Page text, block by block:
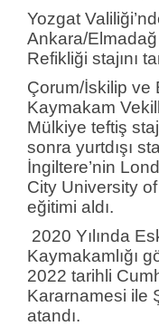
Yozgat
Ankara/
Refikliği stajını
Çorum/İskilip ve
Kaymakam
Mülkiye teftiş
sonra yurtdışı
İngiltere’nin
City University
eğitimi aldı.
2020 Yılında
Kaymakamlığı
2022 tarihli
Kararnamesi ile
atandı.